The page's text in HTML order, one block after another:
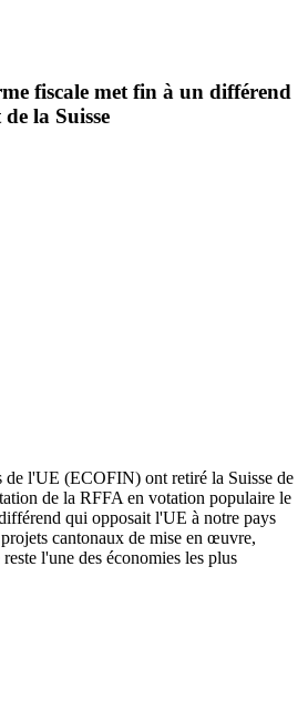
fiscale met fin à un différend
la Suisse
de l'UE (ECOFIN) ont retiré la Suisse de
de la RFFA en votation populaire le
qui opposait l'UE à notre pays
cantonaux de mise en œuvre,
l'une des économies les plus